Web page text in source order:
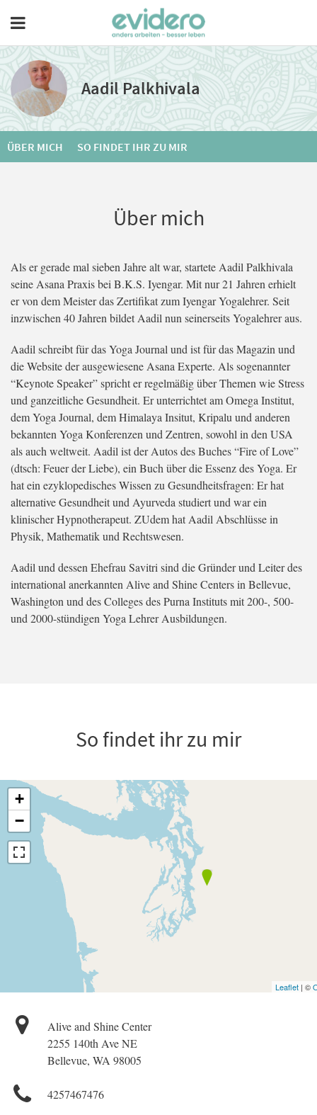
Aadil Palkhivala
ÜBER MICH SO FINDET IHR ZU MIR
Über mich
Als er gerade mal sieben Jahre alt war, startete Aadil Palkhivala
seine Asana Praxis bei B.K.S. Iyengar. Mit nur 21 Jahren erhielt
er von dem Meister das Zertifikat zum Iyengar Yogalehrer. Seit
inzwischen 40 Jahren bildet Aadil nun seinerseits Yogalehrer aus.
Aadil schreibt für das Yoga Journal und ist für das Magazin und
die Website der ausgewiesene Asana Experte. Als sogenannter
“Keynote Speaker” spricht er regelmäßig über Themen wie Stress
und ganzeitliche Gesundheit. Er unterrichtet am Omega Institut,
dem Yoga Journal, dem Himalaya Insitut, Kripalu und anderen
bekannten Yoga Konferenzen und Zentren, sowohl in den USA
als auch weltweit. Aadil ist der Autos des Buches “Fire of Love”
(dtsch: Feuer der Liebe), ein Buch über die Essenz des Yoga. Er
hat ein ezyklopedisches Wissen zu Gesundheitsfragen: Er hat
alternative Gesundheit und Ayurveda studiert und war ein
klinischer Hypnotherapeut. ZUdem hat Aadil Abschlüsse in
Physik, Mathematik und Rechtswesen.
Aadil und dessen Ehefrau Savitri sind die Gründer und Leiter des
international anerkannten Alive and Shine Centers in Bellevue,
Washington und des Colleges des Purna Instituts mit 200-, 500-
und 2000-stündigen Yoga Lehrer Ausbildungen.
So findet ihr zu mir
+
−
Leaflet | ©
Alive and Shine Center
2255 140th Ave NE
Bellevue, WA 98005
4257467476